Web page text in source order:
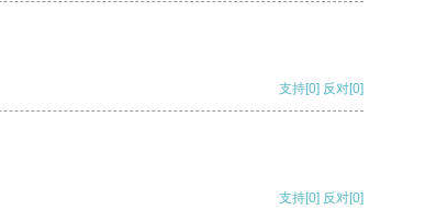
支持[0] 反对[0]
支持[0] 反对[0]